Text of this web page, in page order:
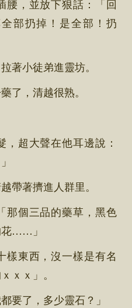
，並放下狠話：「回
部扔掉！是全部！扔
小徒弟進靈坊。
，清越很熟。
超大聲在他耳邊說：
著擠進人群里。
個三品的藥草，黑色
花……」
東西，沒一樣是有名
ｘｘ」。
了，多少靈石？」